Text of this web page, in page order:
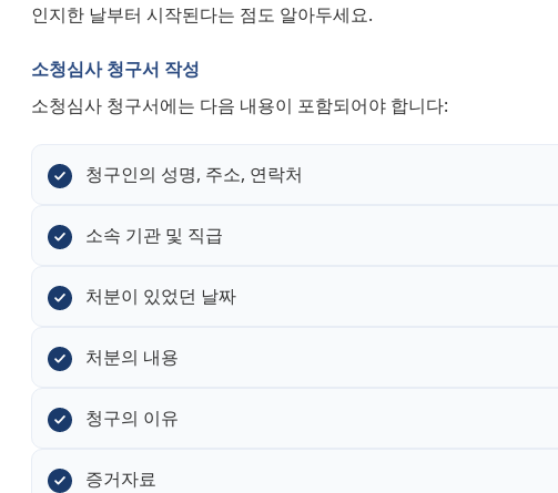
인지한 날부터 시작된다는 점도 알아두세요.
소청심사 청구서 작성
소청심사 청구서에는 다음 내용이 포함되어야 합니다:
청구인의 성명, 주소, 연락처
소속 기관 및 직급
처분이 있었던 날짜
처분의 내용
청구의 이유
증거자료